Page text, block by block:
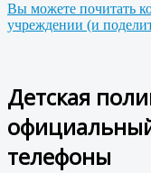
Вы можете почитать
учреждении (и
Детская
телефоны